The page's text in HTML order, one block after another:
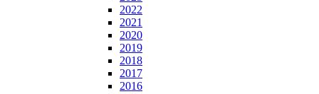
2022
2021
2020
2019
2018
2017
2016